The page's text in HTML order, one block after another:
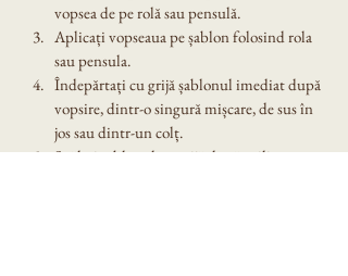
vopsea de pe rolă sau pensulă.
Aplicați vopseaua pe șablon folosind rola
sau pensula.
Îndepărtați cu grijă șablonul imediat după
vopsire, dintr-o singură mișcare, de sus în
jos sau dintr-un colț.
Spălați șablonul cu grijă după utilizare.